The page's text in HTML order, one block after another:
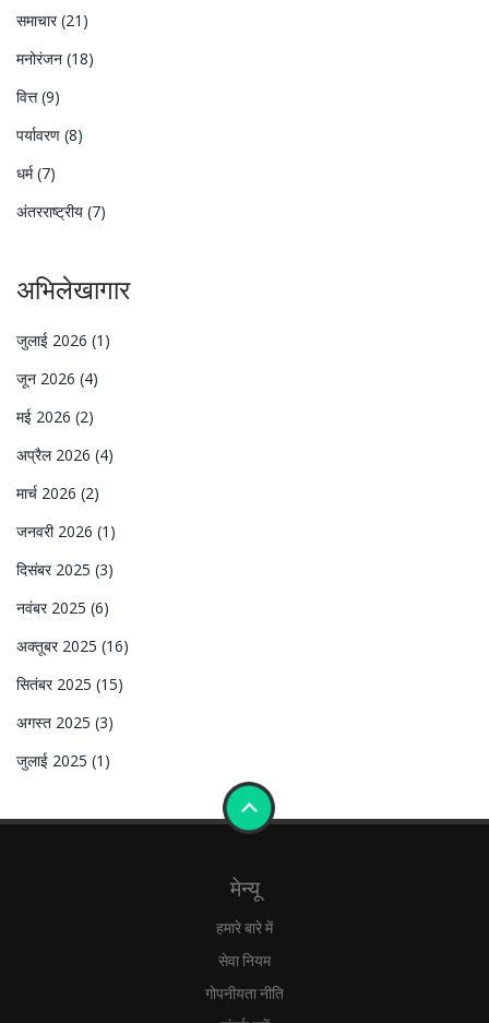
समाचार(21)
मनोरंजन (18)
वित्त(9)
पर्यावरण (8)
धर्म(7)
अंतरराष्ट्रीय (7)
अभिलेखागार
जुलाई 2026 (1)
जून 2026 (4)
मई 2026 (2)
अप्रैल 2026 (4)
मार्च 2026 (2)
जनवरी 2026 (1)
दिसंबर 2025 (3)
नवंबर 2025 (6)
अक्तूबर 2025 (16)
सितंबर 2025 (15)
अगस्त 2025 (3)
जुलाई 2025 (1)
मेन्यू
हमारे बारे में
सेवा नियम
गोपनीयता नीति